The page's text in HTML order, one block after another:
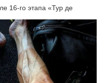
16-го этапа «Тур де